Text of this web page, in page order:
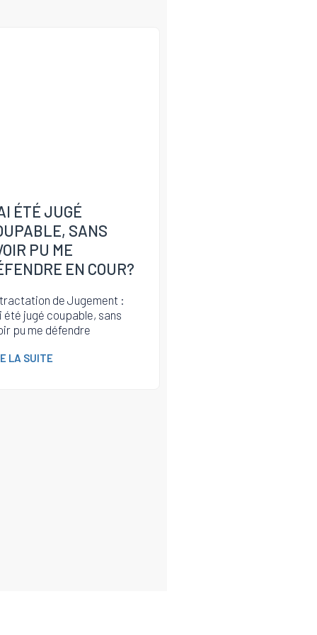
ÉTÉ JUGÉ
SANS
PU ME
EN COUR?
de Jugement :
été jugé coupable, sans
pu me défendre
LA SUITE